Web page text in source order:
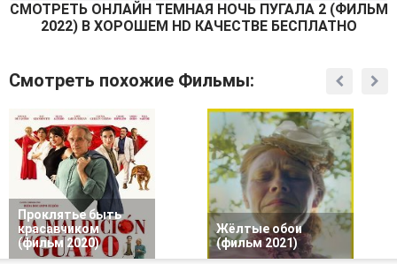
СМОТРEТЬ ОНЛАЙН ТЕМНАЯ НОЧЬ ПУГАЛА 2 (ФИЛЬМ
2022) В ХОРОШЕМ HD КАЧЕСТВЕ БЕСПЛАТНО
Смотреть похожие Фильмы:
Проклятье быть
красавчиком
(фильм 2020)
Жёлтые обои
(фильм 2021)